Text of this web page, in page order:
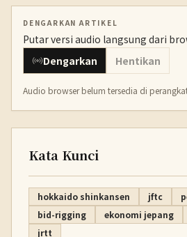
DENGARKAN ARTIKEL
Putar versi audio langsung dari
Dengarkan
Hentikan
Audio browser belum tersedia di
Kata Kunci
hokkaido shinkansen jftc
bid-rigging
ekonomi jepang
jrtt